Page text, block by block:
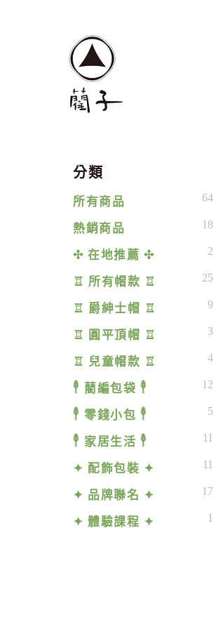
分類
所有商品 64
熱銷商品 18
✣ 在地推薦 ✣ 2
♖ 所有帽款 ♖ 25
♖ 爵紳士帽 ♖ 9
♖ 圓平頂帽 ♖ 3
♖ 兒童帽款 ♖ 4
𓇣 藺編包袋 𓇣 12
𓇣 零錢小包 𓇣 5
𓇣 家居生活 𓇣 11
✦ 配飾包裝 ✦ 11
✦ 品牌聯名 ✦ 17
✦ 體驗課程 ✦ 1